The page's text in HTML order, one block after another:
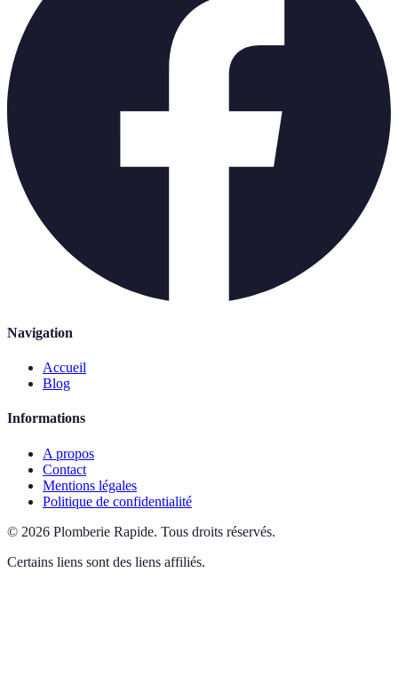
Navigation
Accueil
Blog
Informations
A propos
Contact
Mentions légales
Politique de confidentialité
© 2026 Plomberie Rapide. Tous droits réservés.
Certains liens sont des liens affiliés.